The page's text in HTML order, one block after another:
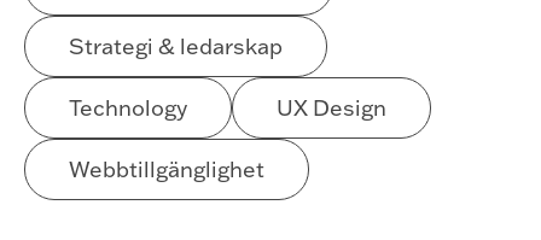
Strategi & ledarskap
Technology UX Design
Webbtillgänglighet